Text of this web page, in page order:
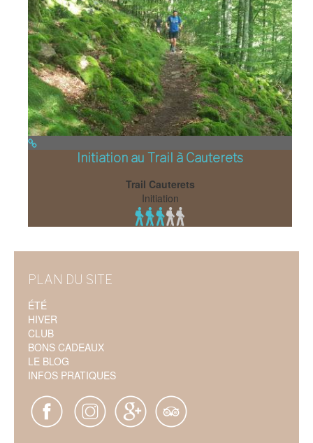
Initiation au Trail à Cauterets
Trail Cauterets
Initiation
PLAN DU SITE
ÉTÉ
HIVER
CLUB
BONS CADEAUX
LE BLOG
INFOS PRATIQUES